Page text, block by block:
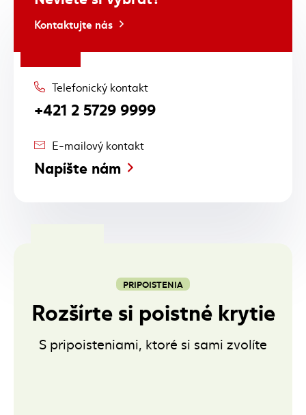
Kontaktujte nás
Telefonický kontakt
+421 2 5729 9999
E-mailový kontakt
Napíšte nám
PRIPOISTENIA
Rozšírte si poistné krytie
S pripoisteniami, ktoré si sami zvolíte